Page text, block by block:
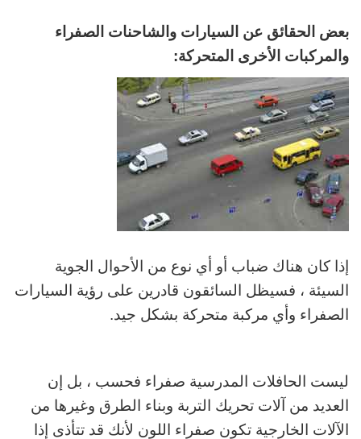
بعض الحقائق عن السيارات والشاحنات الصفراء
والمركبات الأخرى المتحركة:
إذا كان هناك ضباب أو أي نوع من الأحوال الجوية
السيئة ، فسيظل السائقون قادرين على رؤية السيارات
الصفراء وأي مركبة متحركة بشكل جيد.
ليست الحافلات المدرسية صفراء فحسب ، بل إن
العديد من آلات تحريك التربة وبناء الطرق وغيرها من
الآلات الخارجية تكون صفراء اللون لأنك قد تتأذى إذا